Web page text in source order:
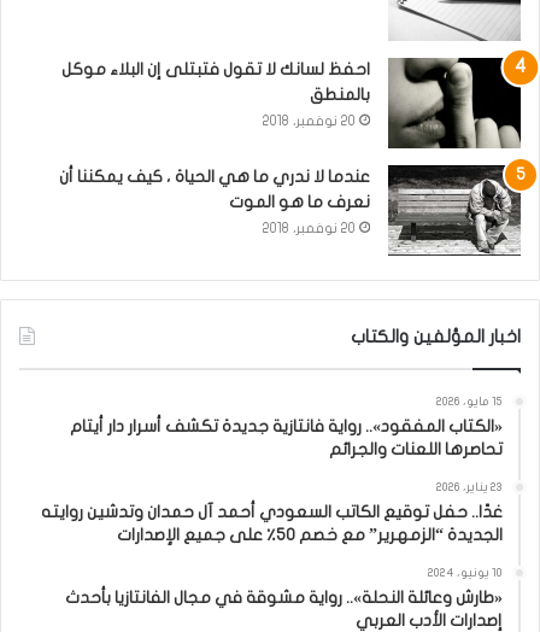
احفظ لسانك لا تقول فتبتلى إن البلاء موكل
بالمنطق
20 نوفمبر، 2018
عندما لا ندري ما هي الحياة ، كيف يمكننا أن
نعرف ما هو الموت
20 نوفمبر، 2018
اخبار المؤلفين والكتاب
15 مايو، 2026
«الكتاب المفقود».. رواية فانتازية جديدة تكشف أسرار دار أيتام
تحاصرها اللعنات والجرائم
23 يناير، 2026
غدًا.. حفل توقيع الكاتب السعودي أحمد آل حمدان وتدشين روايته
الجديدة “الزمهرير” مع خصم 50٪ على جميع الإصدارات
10 يونيو، 2024
«طارش وعائلة النحلة».. رواية مشوقة في مجال الفانتازيا بأحدث
إصدارات الأدب العربي